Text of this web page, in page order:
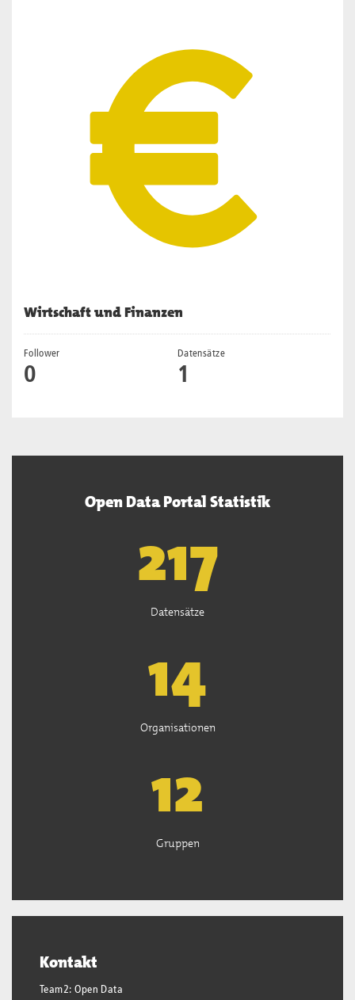
Wirtschaft und Finanzen
Follower
0
Datensätze
1
Open Data Portal Statistik
220
Datensätze
15
Organisationen
13
Gruppen
Kontakt
Team2: Open Data